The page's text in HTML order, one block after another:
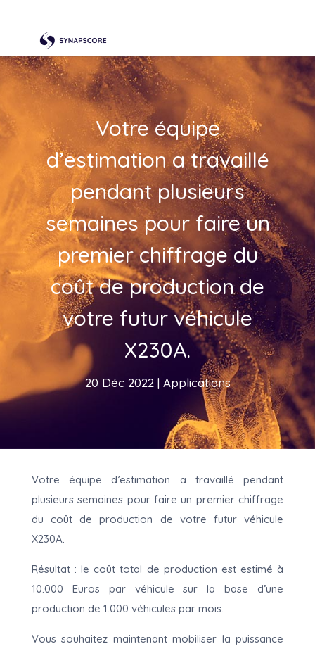
Votre équipe
d’estimation a travaillé
pendant plusieurs
semaines pour faire un
premier chiffrage du
coût de production de
votre futur véhicule
X230A.
20 Déc 2022 | Applications
Votre équipe d’estimation a travaillé pendant
plusieurs semaines pour faire un premier chiffrage
du coût de production de votre futur véhicule
X230A.
Résultat : le coût total de production est estimé à
10.000 Euros par véhicule sur la base d’une
production de 1.000 véhicules par mois.
Vous souhaitez maintenant mobiliser la puissance